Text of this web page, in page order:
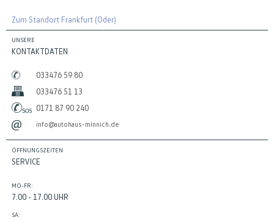
Zum Standort Frankfurt (Oder)
UNSERE
KONTAKTDATEN
033476 59 80
033476 51 13
0171 87 90 240
info@autohaus-minnich.de
ÖFFNUNGSZEITEN
SERVICE
MO-FR:
7.00 - 17.00 UHR
SA: